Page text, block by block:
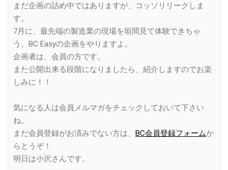
まだ企画の詰め中ではありますが、コッソリリークしま
す。
7月に、最先端の製造業の現場を垣間見て体験できちゃ
う、BC Easyの企画をやりますよ。
企画者は、会員の方です。
また公開出来る段階になりましたら、紹介しますのでお楽
しみに！！
気になる人は会員メルマガをチェックしておいて下さい
ね。
まだ会員登録がお済みでない方は、 BC会員登録フォームか
らとうぞ！
明日は小沢さんです。